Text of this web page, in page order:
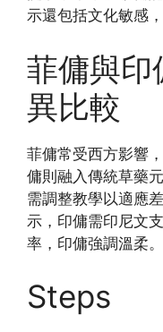
示還包括文化敏感
菲傭與印
異比較
菲傭常受西方影響
傭則融入傳統草藥
需調整教學以適應
示，印傭需印尼文
率，印傭強調溫柔。
Steps